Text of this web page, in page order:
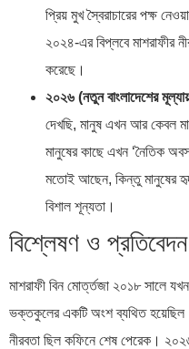
প্রিয় মুখ স্বৈরাচারের পক্ষ
২০২৪-এর বিপ্লবে মাশরাফীর
করেছে।
২০২৬ (নতুন বাংলাদেশের
দেখছি, মানুষ এখন আর কেবল
মানুষের কাছে এখন ‘নৈতিক
মতোই আছেন, কিন্তু মানুষের
বিশাল শূন্যতা।
বিশ্লেষণ ও প্রতিবেদন
মাশরাফী বিন মোর্ত্তজা ২০১৮ সালে
ভক্তকুলের একটি অংশ ব্যথিত
নীরবতা ছিল কফিনে শেষ পেরেক। ২০২৬